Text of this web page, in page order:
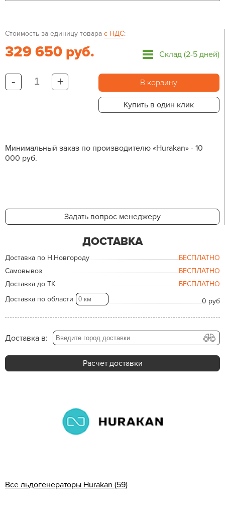
Стоимость за единицу товара с НДС:
329 650 руб. Склад (2-5 дней)
- + В корзину
Купить в один клик
Минимальный заказ по производителю «Hurakan» - 10
000 руб.
Задать вопрос менеджеру
ДОСТАВКА
Доставка по Н.Новгороду
БЕСПЛАТНО
Самовывоз
БЕСПЛАТНО
Доставка до ТК
БЕСПЛАТНО
Доставка по области
0 руб
Доставка в:
Расчет доставки
Все льдогенераторы Hurakan (59)